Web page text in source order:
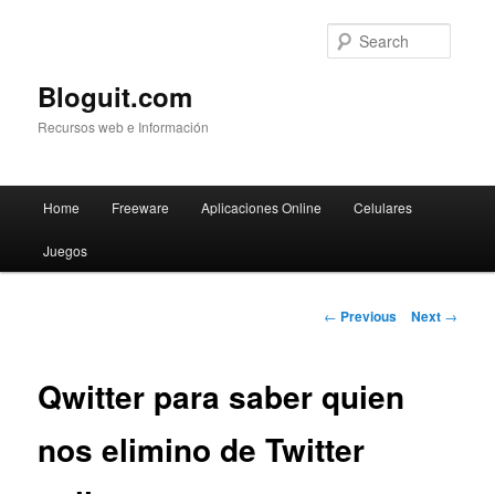
Bloguit.com
Recursos web e Información
Skip
to
Home Freeware Aplicaciones Online Celulares
Juegos
Post
← Previous Next →
Qwitter para saber quien
nos elimino de Twitter